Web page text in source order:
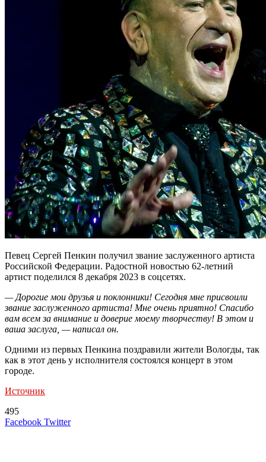
Певец Сергей Пенкин получил звание заслуженного артиста
Российской Федерации. Радостной новостью 62-летний
артист поделился 8 декабря 2023 в соцсетях.
— Дорогие мои друзья и поклонники! Сегодня мне присвоили
звание заслуженного артиста! Мне очень приятно! Спасибо
вам всем за внимание и доверие моему творчеству! В этом и
ваша заслуга, — написал он.
Одними из первых Пенкина поздравили жители Вологды, так
как в этот день у исполнителя состоялся концерт в этом
городе.
Источник
495
Facebook TwitterLinkedIn
Tumblr
Reddit
Вконтакте
Одноклассники
Skype
Messenger
Messenger
WhatsApp
Telegram
Viber
Line
Поделиться
Печатать